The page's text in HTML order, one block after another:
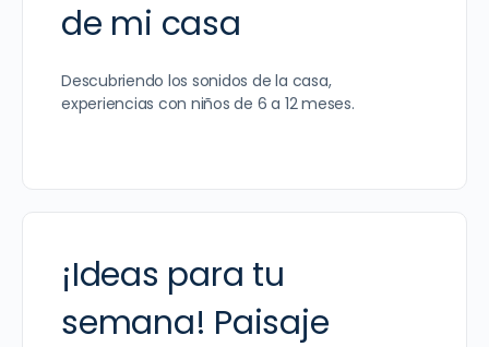
de mi casa
Descubriendo los sonidos de la casa,
experiencias con niños de 6 a 12 meses.
¡Ideas para tu
semana! Paisaje